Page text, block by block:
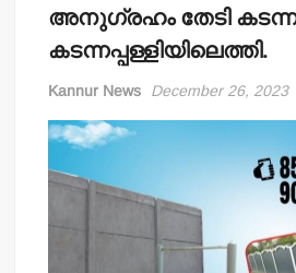
അനുഗ്രഹം തേടി
കടന്നപ്പള്ളിയിലെത്തി.
Kannur News December 26, 2023